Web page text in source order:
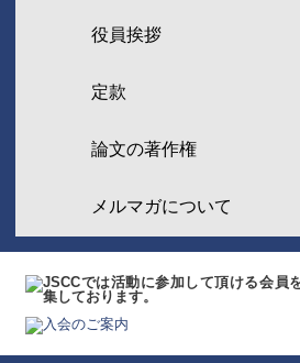
役員挨拶
定款
論文の著作権
メルマガについて